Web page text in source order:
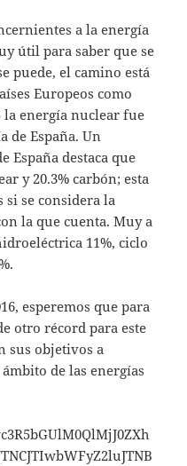
a la energía
útil para saber que se
puede, el camino está
Europeos como
la energía nuclear fue
de España. Un
España destaca que
y 20.3% carbón; esta
se considera la
la que cuenta. Muy a
11%, ciclo
esperemos que para
otro récord para este
sus objetivos a
de las energías